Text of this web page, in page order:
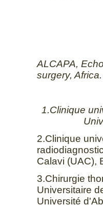
ALCAPA,
surgery, Africa.
1.Clinique
2.Clinique
Calavi (UAC),
3.Chirurgie
Universitaire
Université